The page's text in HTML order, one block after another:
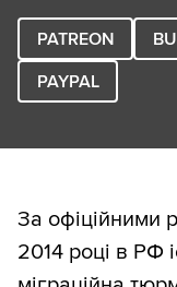
PATREON
PAYPAL
За офіційними
2014 році в РФ